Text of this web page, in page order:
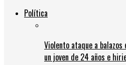
Política
Violento ataque a
un joven de 24 años e